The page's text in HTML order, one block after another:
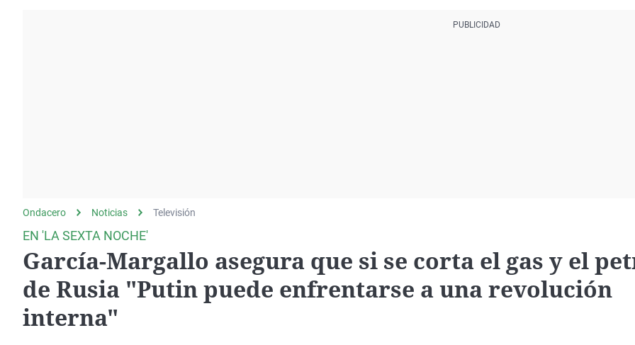
Como el perro y elEquipo de investigación
Negra
País Vasco
Ondacero Noticias Televisión
EN 'LA SEXTA NOCHE'
García-Margallo asegura que si se corta el gas y el
de Rusia "Putin puede enfrentarse a una revolución
interna"